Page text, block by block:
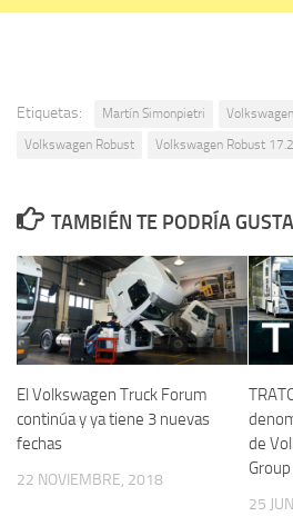
Etiquetas: Martín Simonpietri
Volkswagen Robust
Volkswagen Robust
TAMBIÉN TE PODRÍA
El Volkswagen Truck Forum
continúa y ya tiene 3 nuevas
fechas
22 NOVIEMBRE, 2018
de
Group
25